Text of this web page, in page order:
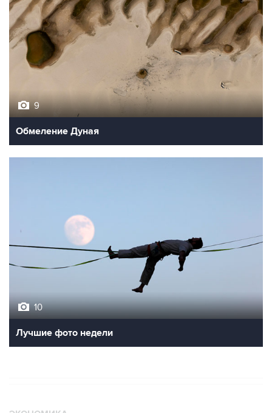
9
Обмеление Дуная
10
Лучшие фото недели